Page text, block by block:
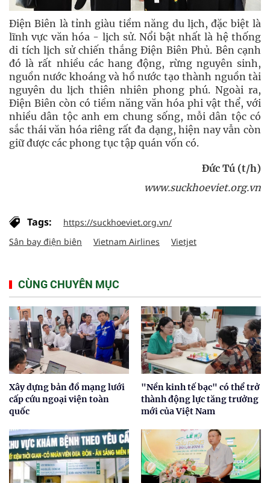
Điện Biên là tỉnh giàu tiềm năng du lịch, đặc biệt là
lĩnh vực văn hóa - lịch sử. Nổi bật nhất là hệ thống
di tích lịch sử chiến thắng Điện Biên Phủ. Bên cạnh
đó là rất nhiều các hang động, rừng nguyên sinh,
nguồn nước khoáng và hồ nước tạo thành nguồn tài
nguyên du lịch thiên nhiên phong phú. Ngoài ra,
Điện Biên còn có tiềm năng văn hóa phi vật thể, với
nhiều dân tộc anh em chung sống, mỗi dân tộc có
sắc thái văn hóa riêng rất đa dạng, hiện nay vẫn còn
giữ được các phong tục tập quán vốn có.
Đức Tú (t/h)
www.suckhoeviet.org.vn
Tags:
https://suckhoeviet.org.vn/
Sân bay điện biên
Vietnam Airlines Vietjet
CÙNG CHUYÊN MỤC
Xây dựng bản đồ mạng lưới
cấp cứu ngoại viện toàn
quốc
"Nền kinh tế bạc" có thể trở
thành động lực tăng trưởng
mới của Việt Nam